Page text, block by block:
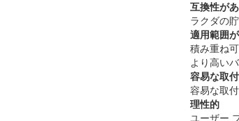
互換性が
ラクダの
適用範囲
積み重ね
より高い
容易な取
容易な取
理性的
ユーザー